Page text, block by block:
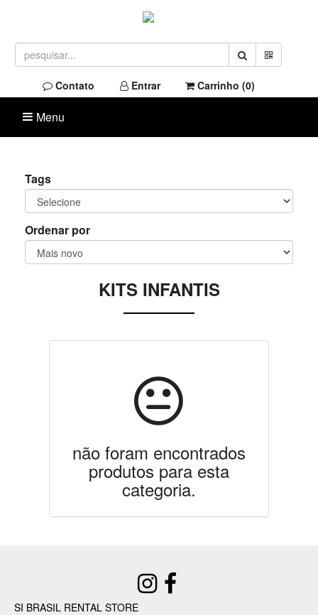
Contato Entrar Carrinho (0)
Menu
Tags
Ordenar por
KITS INFANTIS
não foram encontrados
produtos para esta
categoria.
SI BRASIL RENTAL STORE